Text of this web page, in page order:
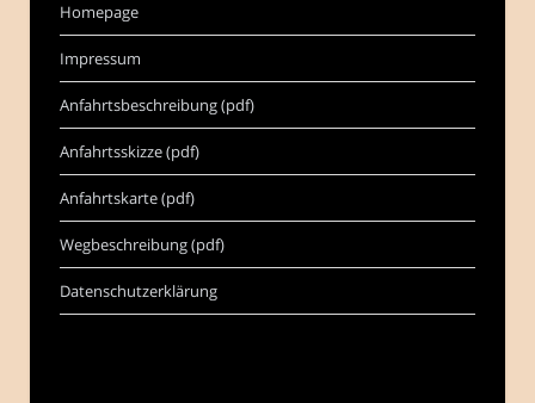
Homepage
Impressum
Anfahrtsbeschreibung (pdf)
Anfahrtsskizze (pdf)
Anfahrtskarte (pdf)
Wegbeschreibung (pdf)
Datenschutzerklärung